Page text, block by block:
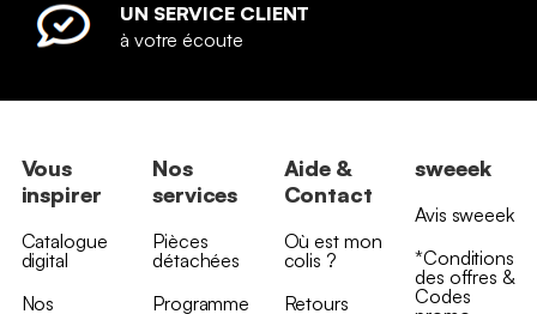
UN SERVICE CLIENT
à votre écoute
Vous
inspirer
Catalogue
digital
Nos
Nos
services
Pièces
détachées
Programme
Aide &
Contact
Où est mon
colis ?
Retours
sweeek
Avis sweeek
*Conditions
des offres &
Codes